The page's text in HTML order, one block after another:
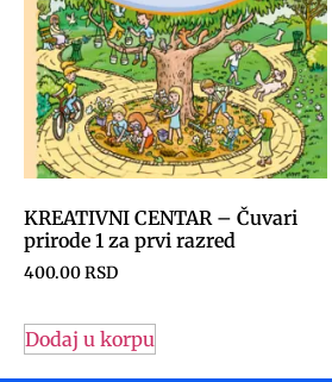
KREATIVNI CENTAR – Čuvari
prirode 1 za prvi razred
400.00RSD
Dodaj u korpu